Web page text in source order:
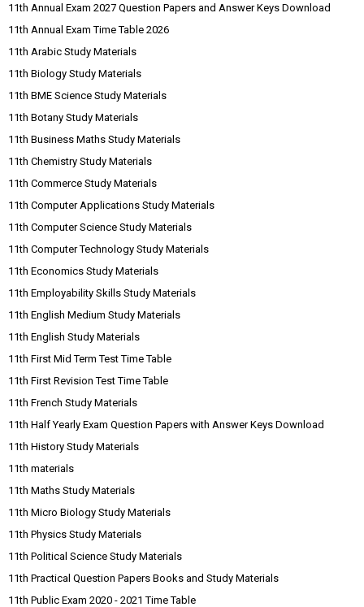
11th Annual Exam 2027 Question Papers and Answer Keys Download
11th Annual Exam Time Table 2026
11th Arabic Study Materials
11th Biology Study Materials
11th BME Science Study Materials
11th Botany Study Materials
11th Business Maths Study Materials
11th Chemistry Study Materials
11th Commerce Study Materials
11th Computer Applications Study Materials
11th Computer Science Study Materials
11th Computer Technology Study Materials
11th Economics Study Materials
11th Employability Skills Study Materials
11th English Medium Study Materials
11th English Study Materials
11th First Mid Term Test Time Table
11th First Revision Test Time Table
11th French Study Materials
11th Half Yearly Exam Question Papers with Answer Keys Download
11th History Study Materials
11th materials
11th Maths Study Materials
11th Micro Biology Study Materials
11th Physics Study Materials
11th Political Science Study Materials
11th Practical Question Papers Books and Study Materials
11th Public Exam 2020 - 2021 Time Table